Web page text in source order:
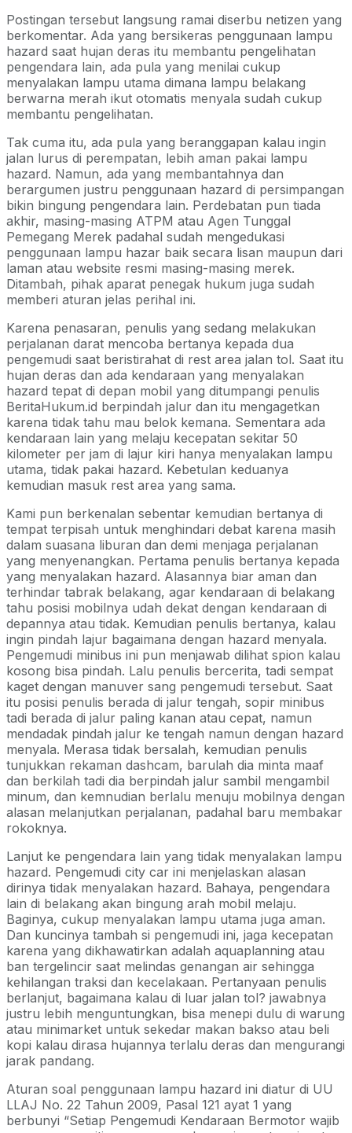
Postingan tersebut langsung ramai diserbu netizen yang
berkomentar. Ada yang bersikeras penggunaan lampu
hazard saat hujan deras itu membantu pengelihatan
pengendara lain, ada pula yang menilai cukup
menyalakan lampu utama dimana lampu belakang
berwarna merah ikut otomatis menyala sudah cukup
membantu pengelihatan.
Tak cuma itu, ada pula yang beranggapan kalau ingin
jalan lurus di perempatan, lebih aman pakai lampu
hazard. Namun, ada yang membantahnya dan
berargumen justru penggunaan hazard di persimpangan
bikin bingung pengendara lain. Perdebatan pun tiada
akhir, masing-masing ATPM atau Agen Tunggal
Pemegang Merek padahal sudah mengedukasi
penggunaan lampu hazar baik secara lisan maupun dari
laman atau website resmi masing-masing merek.
Ditambah, pihak aparat penegak hukum juga sudah
memberi aturan jelas perihal ini.
Karena penasaran, penulis yang sedang melakukan
perjalanan darat mencoba bertanya kepada dua
pengemudi saat beristirahat di rest area jalan tol. Saat itu
hujan deras dan ada kendaraan yang menyalakan
hazard tepat di depan mobil yang ditumpangi penulis
BeritaHukum.id berpindah jalur dan itu mengagetkan
karena tidak tahu mau belok kemana. Sementara ada
kendaraan lain yang melaju kecepatan sekitar 50
kilometer per jam di lajur kiri hanya menyalakan lampu
utama, tidak pakai hazard. Kebetulan keduanya
kemudian masuk rest area yang sama.
Kami pun berkenalan sebentar kemudian bertanya di
tempat terpisah untuk menghindari debat karena masih
dalam suasana liburan dan demi menjaga perjalanan
yang menyenangkan. Pertama penulis bertanya kepada
yang menyalakan hazard. Alasannya biar aman dan
terhindar tabrak belakang, agar kendaraan di belakang
tahu posisi mobilnya udah dekat dengan kendaraan di
depannya atau tidak. Kemudian penulis bertanya, kalau
ingin pindah lajur bagaimana dengan hazard menyala.
Pengemudi minibus ini pun menjawab dilihat spion kalau
kosong bisa pindah. Lalu penulis bercerita, tadi sempat
kaget dengan manuver sang pengemudi tersebut. Saat
itu posisi penulis berada di jalur tengah, sopir minibus
tadi berada di jalur paling kanan atau cepat, namun
mendadak pindah jalur ke tengah namun dengan hazard
menyala. Merasa tidak bersalah, kemudian penulis
tunjukkan rekaman dashcam, barulah dia minta maaf
dan berkilah tadi dia berpindah jalur sambil mengambil
minum, dan kemnudian berlalu menuju mobilnya dengan
alasan melanjutkan perjalanan, padahal baru membakar
rokoknya.
Lanjut ke pengendara lain yang tidak menyalakan lampu
hazard. Pengemudi city car ini menjelaskan alasan
dirinya tidak menyalakan hazard. Bahaya, pengendara
lain di belakang akan bingung arah mobil melaju.
Baginya, cukup menyalakan lampu utama juga aman.
Dan kuncinya tambah si pengemudi ini, jaga kecepatan
karena yang dikhawatirkan adalah aquaplanning atau
ban tergelincir saat melindas genangan air sehingga
kehilangan traksi dan kecelakaan. Pertanyaan penulis
berlanjut, bagaimana kalau di luar jalan tol? jawabnya
justru lebih menguntungkan, bisa menepi dulu di warung
atau minimarket untuk sekedar makan bakso atau beli
kopi kalau dirasa hujannya terlalu deras dan mengurangi
jarak pandang.
Aturan soal penggunaan lampu hazard ini diatur di UU
LLAJ No. 22 Tahun 2009, Pasal 121 ayat 1 yang
berbunyi “Setiap Pengemudi Kendaraan Bermotor wajib